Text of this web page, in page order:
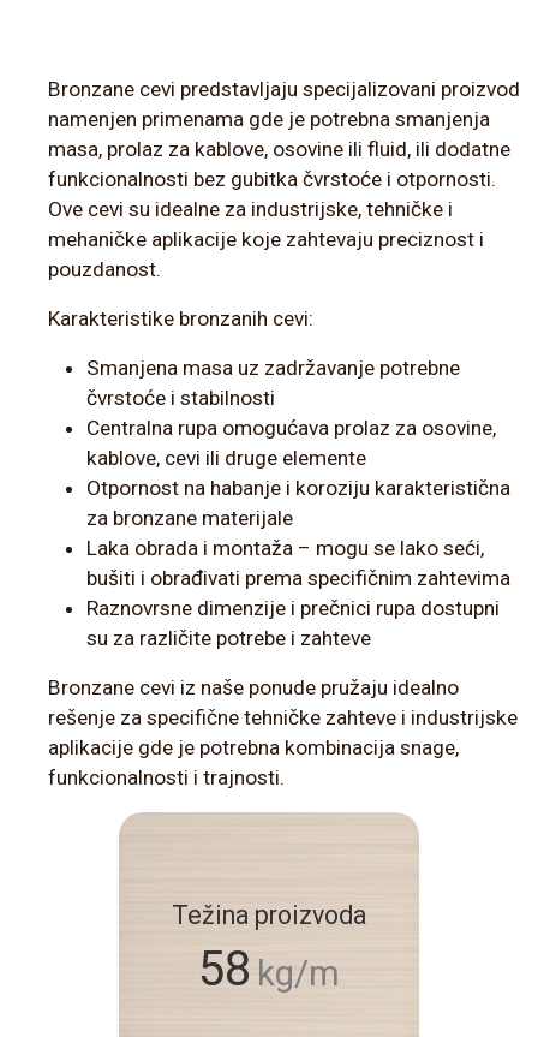
Bronzane cevi predstavljaju specijalizovani proizvod
namenjen primenama gde je potrebna smanjenja
masa, prolaz za kablove, osovine ili fluid, ili dodatne
funkcionalnosti bez gubitka čvrstoće i otpornosti.
Ove cevi su idealne za industrijske, tehničke i
mehaničke aplikacije koje zahtevaju preciznost i
pouzdanost.
Karakteristike bronzanih cevi:
Smanjena masa uz zadržavanje potrebne
čvrstoće i stabilnosti
Centralna rupa omogućava prolaz za osovine,
kablove, cevi ili druge elemente
Otpornost na habanje i koroziju karakteristična
za bronzane materijale
Laka obrada i montaža – mogu se lako seći,
bušiti i obrađivati prema specifičnim zahtevima
Raznovrsne dimenzije i prečnici rupa dostupni
su za različite potrebe i zahteve
Bronzane cevi iz naše ponude pružaju idealno
rešenje za specifične tehničke zahteve i industrijske
aplikacije gde je potrebna kombinacija snage,
funkcionalnosti i trajnosti.
Težina proizvoda
58 kg/m